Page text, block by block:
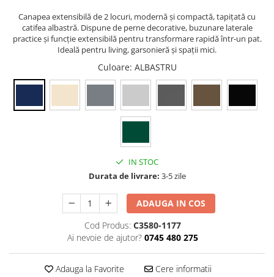
Canapea extensibilă de 2 locuri, modernă și compactă, tapițată cu
catifea albastră. Dispune de perne decorative, buzunare laterale
practice și funcție extensibilă pentru transformare rapidă într-un pat.
Ideală pentru living, garsonieră și spații mici.
Culoare: ALBASTRU
IN STOC
Durata de livrare: 3-5 zile
ADAUGA IN COS
Cod Produs: C3580-1177
Ai nevoie de ajutor? 0745 480 275
Adauga la Favorite Cere informatii